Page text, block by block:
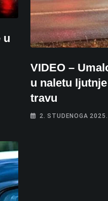
u
VIDEO –
u naletu
travu
2. STUDENOGA 2025.